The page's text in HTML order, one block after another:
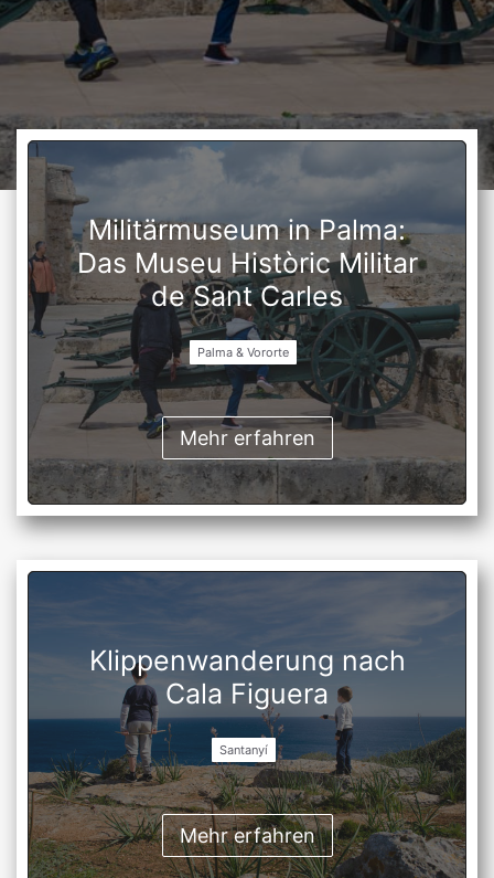
Militärmuseum in Palma:
Das Museu Històric Militar
de Sant Carles
Palma & Vororte
Mehr erfahren
Klippenwanderung nach
Cala Figuera
Santanyí
Mehr erfahren